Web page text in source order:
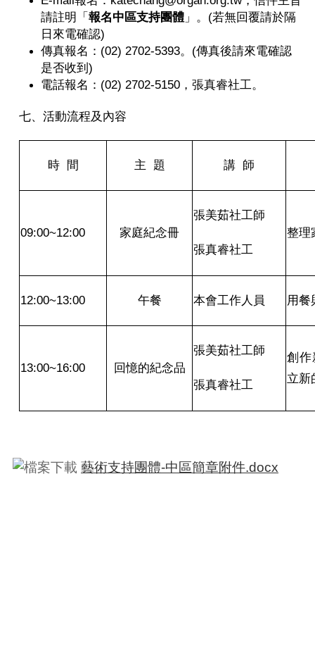
請註明「 報名中區支持團體 」。(若無回覆請於隔
日來電確認)
傳真報名：(02) 2702-5393。(傳真後請來電確認
是否收到)
電話報名：(02) 2702-5150，張真睿社工。
七、活動流程及內容
時 間 主 題 講 師
09:00~12:00 家庭紀念冊
張美茹社工師
張真睿社工
整理
12:00~13:00 午餐 本會工作人員 用餐
13:00~16:00 回憶的紀念品
張美茹社工師
張真睿社工
創作
立新
藝術支持團體-中區簡章附件.docx